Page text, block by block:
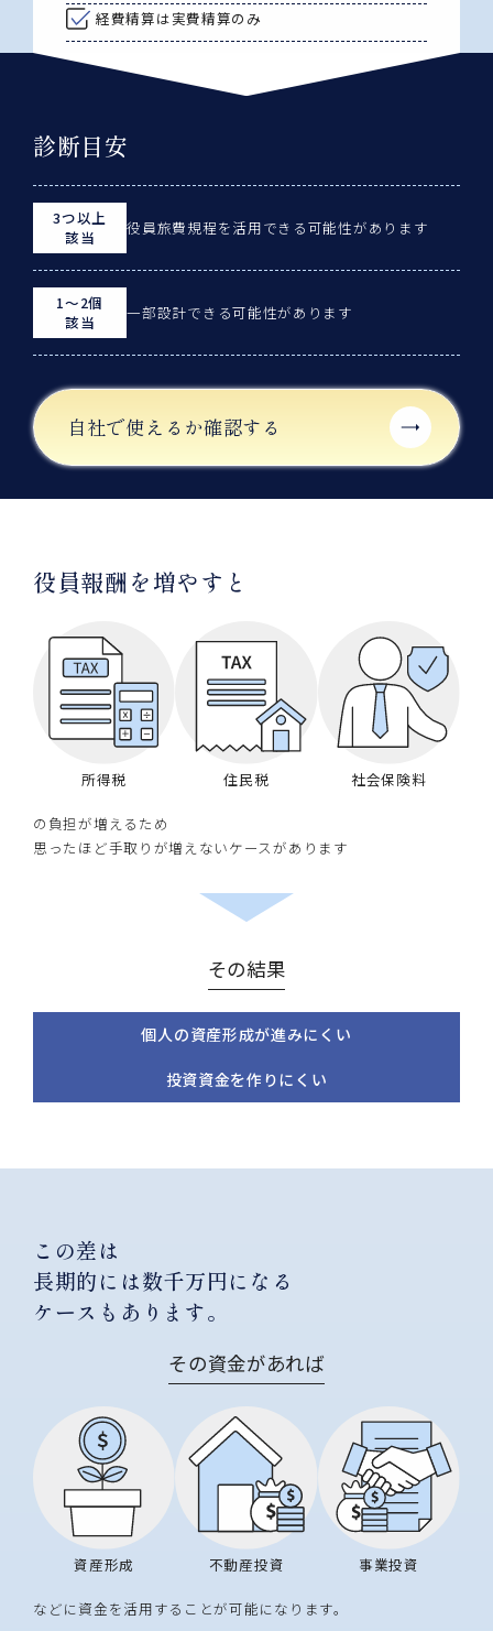
経費精算は実費精算のみ
診断目安
3つ以上
該当
役員旅費規程を活用できる可能性があります
1～2個
該当
一部設計できる可能性があります
自社で使えるか確認する
役員報酬を増やすと
所得税 住民税 社会保険料
の負担が増えるため
思ったほど手取りが増えないケースがあります
その結果
個人の資産形成が進みにくい
投資資金を作りにくい
この差は
長期的には数千万円になる
ケースもあります。
その資金があれば
資産形成 不動産投資 事業投資
などに資金を活用することが可能になります。